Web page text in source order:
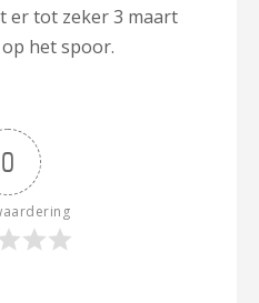
er tot zeker 3 maart
het spoor.
0